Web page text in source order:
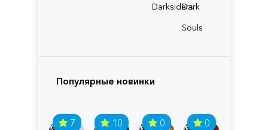
Darksiders
Dark
Souls
Популярные новинки
7 10 0 0